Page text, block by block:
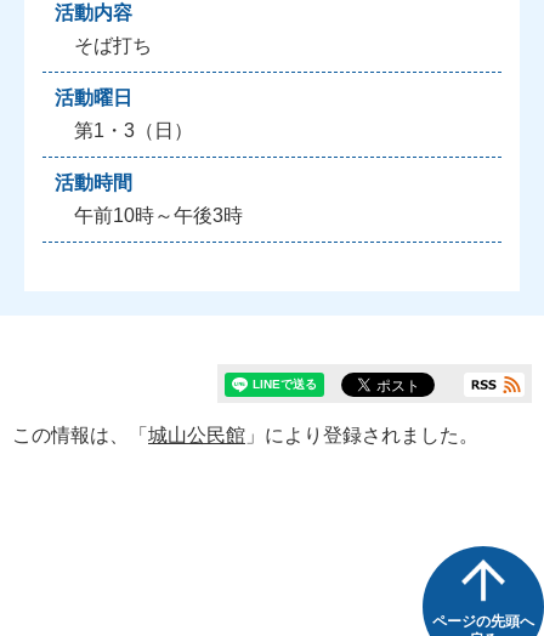
活動内容
そば打ち
活動曜日
第1・3（日）
活動時間
午前10時～午後3時
この情報は、「 城山公民館 」により登録されました。
ページの先頭へ